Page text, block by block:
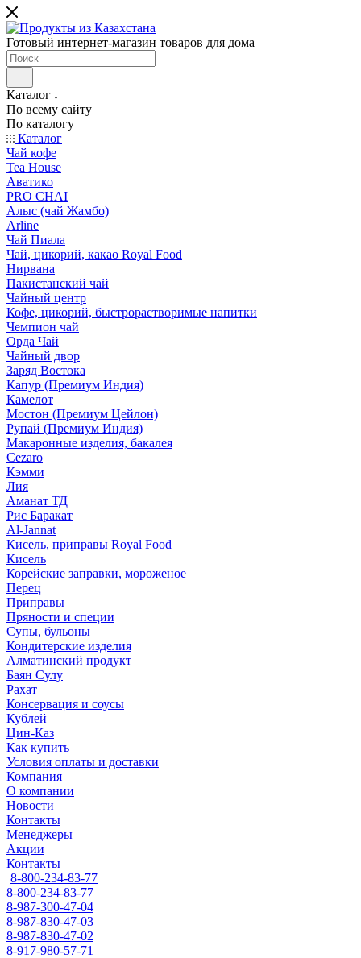
Готовый интернет-магазин товаров для дома
Каталог
По всему сайту
По каталогу
Каталог
Чай кофе
Tea House
Аватико
PRO CHAI
Алыс (чай Жамбо)
Arline
Чай Пиала
Чай, цикорий, какао Royal Food
Нирвана
Пакистанский чай
Чайный центр
Кофе, цикорий, быстрорастворимые напитки
Чемпион чай
Орда Чай
Чайный двор
Заряд Востока
Капур (Премиум Индия)
Камелот
Мостон (Премиум Цейлон)
Рупай (Премиум Индия)
Макаронные изделия, бакалея
Cezaro
Кэмми
Лия
Аманат ТД
Рис Баракат
Al-Jannat
Кисель, приправы Royal Food
Кисель
Корейские заправки, мороженое
Перец
Приправы
Пряности и специи
Супы, бульоны
Кондитерские изделия
Алматинский продукт
Баян Сулу
Рахат
Консервация и соусы
Кублей
Цин-Каз
Как купить
Условия оплаты и доставки
Компания
О компании
Новости
Контакты
Менеджеры
Акции
Контакты
8-800-234-83-77
8-800-234-83-77
8-987-300-47-04
8-987-830-47-03
8-987-830-47-02
8-917-980-57-71